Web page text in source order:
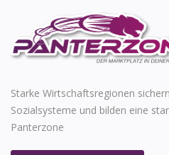
Starke Wirtschaftsregionen
Sozialsysteme und bilden eine
Panterzone